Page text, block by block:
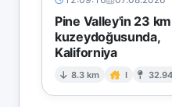
Pine Valley'in 23 km
kuzeydoğusunda,
Kaliforniya
8.3 km I